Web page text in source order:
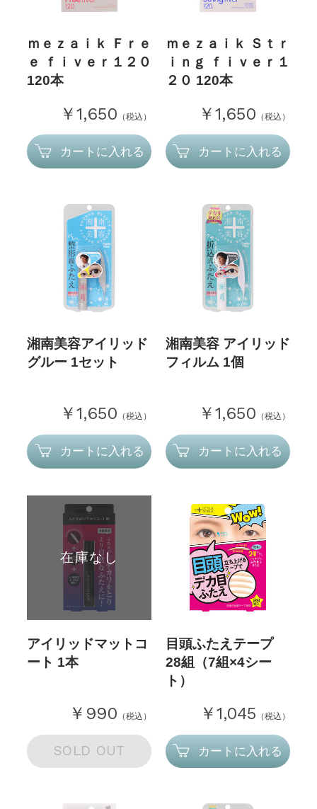
ｍｅｚａｉｋ Ｆｒｅ
ｅ ｆｉｖｅｒ１２０
120本
￥1,650 （税込）
カートに入れる
ｍｅｚａｉｋ Ｓｔｒ
ｉｎｇ ｆｉｖｅｒ１
２０ 120本
￥1,650 （税込）
カートに入れる
湘南美容アイリッド
グルー 1セット
￥1,650 （税込）
カートに入れる
湘南美容 アイリッド
フィルム 1個
￥1,650 （税込）
カートに入れる
在庫なし
アイリッドマットコ
ート 1本
￥990 （税込）
SOLD OUT
目頭ふたえテープ
28組（7組×4シー
ト）
￥1,045 （税込）
カートに入れる